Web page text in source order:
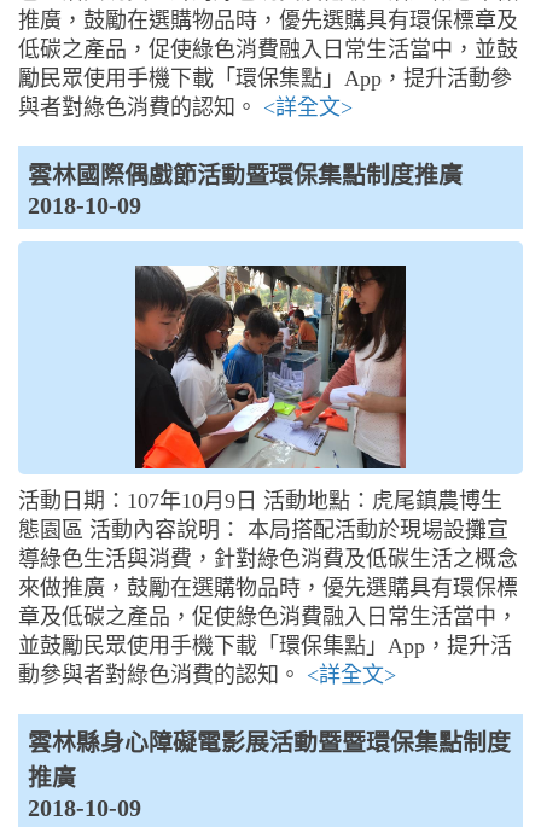
推廣，鼓勵在選購物品時，優先選購具有環保標章及
低碳之產品，促使綠色消費融入日常生活當中，並鼓
勵民眾使用手機下載「環保集點」App，提升活動參
與者對綠色消費的認知。 <詳全文>
雲林國際偶戲節活動暨環保集點制度推廣
2018-10-09
活動日期：107年10月9日 活動地點：虎尾鎮農博生
態園區 活動內容說明： 本局搭配活動於現場設攤宣
導綠色生活與消費，針對綠色消費及低碳生活之概念
來做推廣，鼓勵在選購物品時，優先選購具有環保標
章及低碳之產品，促使綠色消費融入日常生活當中，
並鼓勵民眾使用手機下載「環保集點」App，提升活
動參與者對綠色消費的認知。 <詳全文>
雲林縣身心障礙電影展活動暨暨環保集點制度
推廣
2018-10-09